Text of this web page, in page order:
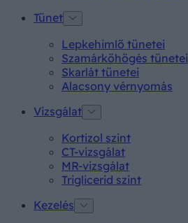
Tünet
Lepkehimlő tünetei
Szamárköhögés tünetei
Skarlát tünetei
Alacsony vérnyomás
Vizsgálat
Kortizol szint
CT-vizsgálat
MR-vizsgálat
Triglicerid szint
Kezelés